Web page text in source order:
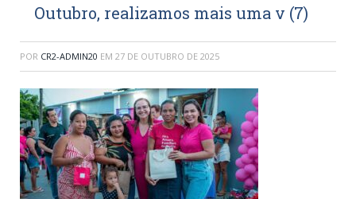
Outubro, realizamos mais uma v (7)
POR CR2-ADMIN20 EM 27 DE OUTUBRO DE 2025